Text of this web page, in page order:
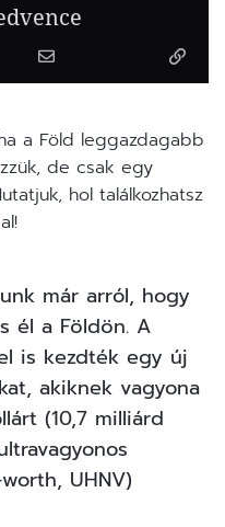
a Föld leggazdagabb
de csak egy
hol találkozhatsz
már arról, hogy
él a Földön. A
is kezdték egy új
akiknek vagyona
(10,7 milliárd
UHNV)